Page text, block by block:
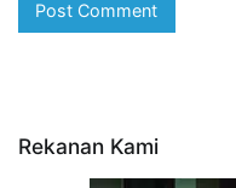
Rekanan Kami